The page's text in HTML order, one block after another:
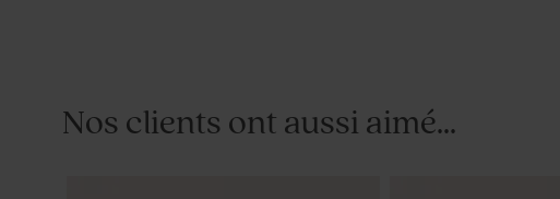
Nos clients ont aussi aimé...